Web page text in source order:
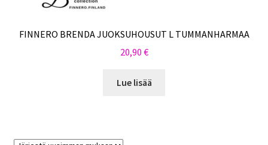
FINNERO BRENDA JUOKSUHOUSUT L TUMMANHARMAA
20,90 €
Lue lisää